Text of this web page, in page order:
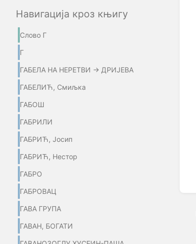
Навигација кроз књигу
Слово Г
Г
ГАБЕЛА НА НЕРЕТВИ → ДРИЈЕВА
ГАБЕЛИЋ, Смиљка
ГАБОШ
ГАБРИЛИ
ГАБРИЋ, Јосип
ГАБРИЋ, Нестор
ГАБРО
ГАБРОВАЦ
ГАВА ГРУПА
ГАВАН, БОГАТИ